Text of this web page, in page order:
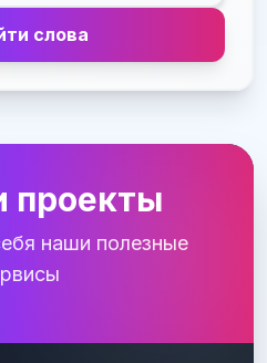
слова
проекты
наши полезные